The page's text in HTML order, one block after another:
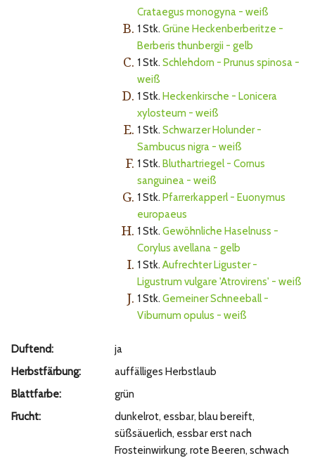
Crataegus monogyna - weiß
B. 1 Stk. Grüne Heckenberberitze -
Berberis thunbergii - gelb
C. 1 Stk. Schlehdorn - Prunus spinosa -
weiß
D. 1 Stk. Heckenkirsche - Lonicera
xylosteum - weiß
E. 1 Stk. Schwarzer Holunder -
Sambucus nigra - weiß
F. 1 Stk. Bluthartriegel - Cornus
sanguinea - weiß
G. 1 Stk. Pfarrerkapperl - Euonymus
europaeus
H. 1 Stk. Gewöhnliche Haselnuss -
Corylus avellana - gelb
I. 1 Stk. Aufrechter Liguster -
Ligustrum vulgare 'Atrovirens' - weiß
J. 1 Stk. Gemeiner Schneeball -
Viburnum opulus - weiß
Duftend:
ja
Herbstfärbung:
auffälliges Herbstlaub
Blattfarbe:
grün
Frucht:
dunkelrot, essbar, blau bereift,
süßsäuerlich, essbar erst nach
Frosteinwirkung, rote Beeren, schwach